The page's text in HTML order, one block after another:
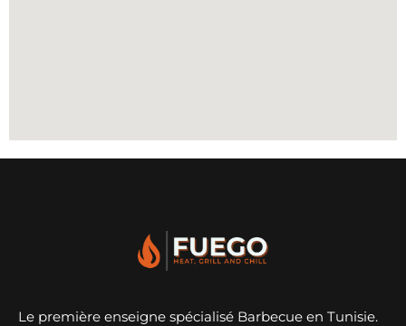
Le première enseigne spécialisé Barbecue en Tunisie.